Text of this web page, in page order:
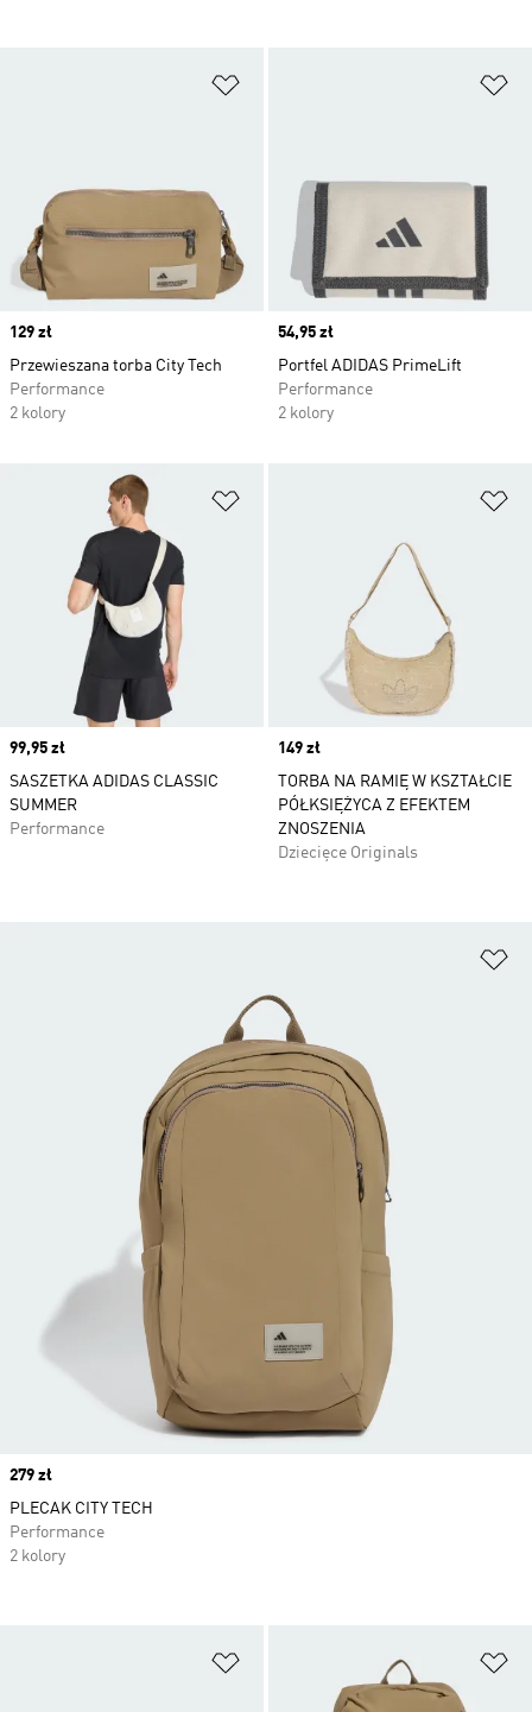
Price
129 zł
Przewieszana torba City Tech
Performance
2 kolory
Price
54,95 zł
Portfel ADIDAS PrimeLift
Performance
2 kolory
Price
99,95 zł
SASZETKA ADIDAS CLASSIC
SUMMER
Performance
Price
149 zł
TORBA NA RAMIĘ W KSZTAŁCIE
PÓŁKSIĘŻYCA Z EFEKTEM
ZNOSZENIA
Dziecięce Originals
Dodaj do listy życzeń
Price
279 zł
PLECAK CITY TECH
Performance
2 kolory